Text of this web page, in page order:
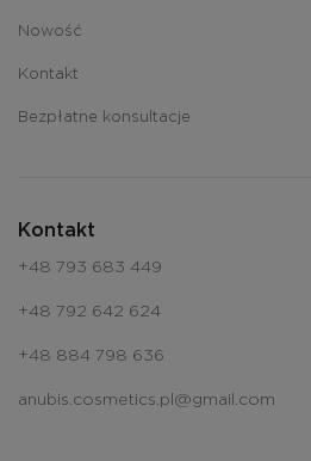
Nowość
Kontakt
Bezpłatne konsultacje
Kontakt
+48 793 683 449
+48 792 642 624
+48 884 798 636
anubis.cosmetics.pl@gmail.com